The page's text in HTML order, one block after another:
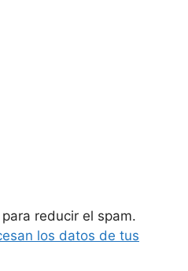
reducir el spam.
los datos de tus